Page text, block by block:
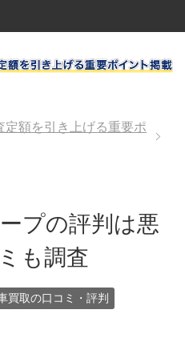
額を引き上げる重要ポ
プの評判は悪
も調査
買取の口コミ・評判